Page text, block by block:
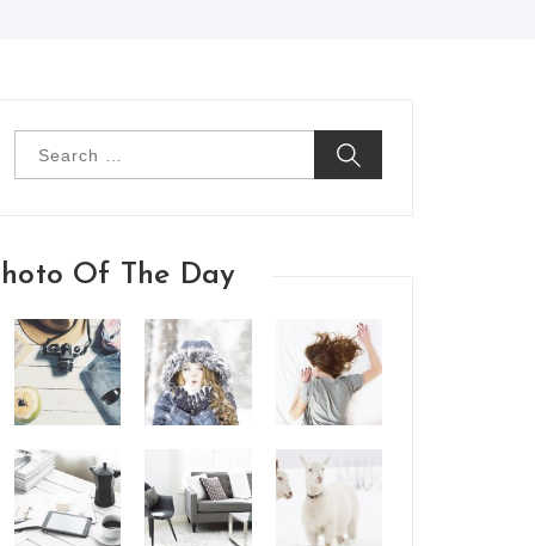
for:
Of The Day